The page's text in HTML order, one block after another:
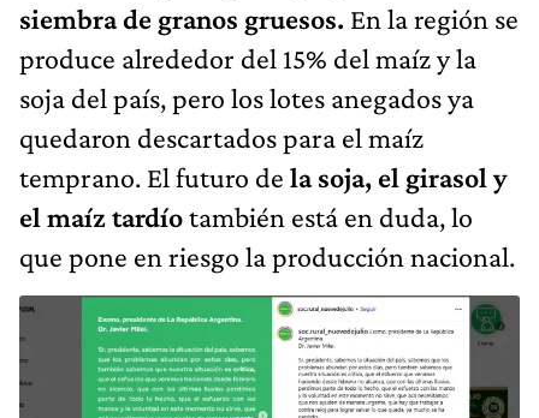
siembra de granos gruesos. En la región se
produce alrededor del 15% del maíz y la
soja del país, pero los lotes anegados ya
quedaron descartados para el maíz
temprano. El futuro de la soja, el girasol y
el maíz tardíotambién está en duda, lo
que pone en riesgo la producción nacional.